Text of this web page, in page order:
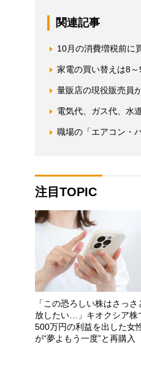
関連記事
10月の消費増税前に
家電の買い替えは8
量販店の現役販売員
電気代、ガス代、
職場の「エアコン・
注目TOPIC
「この恐ろしい株はさっさ
放したい…」キオクシア株
500万円の利益を出した女
が“夢よもう一度”と再購入